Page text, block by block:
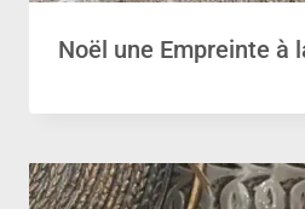
Noël une Empreinte à